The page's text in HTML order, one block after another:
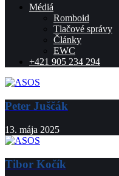
Médiá
Romboid
Tlačové správy
Články
EWC
+421 905 234 294
Peter Juščák
13. mája 2025
Tibor Kočík